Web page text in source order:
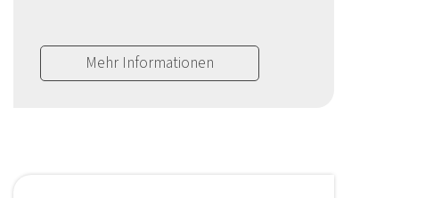
Mehr Informationen